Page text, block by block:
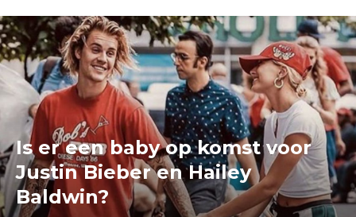
Is er een baby op komst voor
Justin Bieber en Hailey
Baldwin?